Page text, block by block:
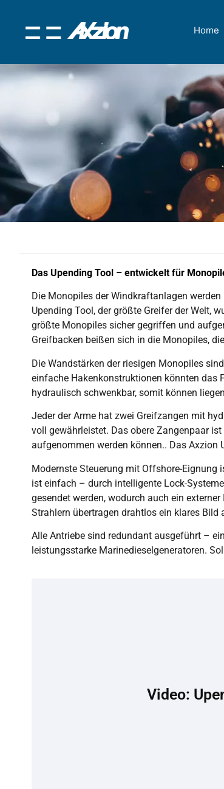
Home
Das Upending Tool – entwickelt für
Die Monopiles der Windkraftanlagen
Upending Tool, der größte Greifer der Welt,
größte Monopiles sicher gegriffen und
Greifbacken beißen sich in die Monopiles,
Die Wandstärken der riesigen Monopiles
einfache Hakenkonstruktionen könnten das
hydraulisch schwenkbar, somit können
Jeder der Arme hat zwei Greifzangen mit
voll gewährleistet. Das obere Zangenpaar
aufgenommen werden können.. Das Axzion
Modernste Steuerung mit Offshore-Eignung
ist einfach – durch intelligente Lock-
gesendet werden, wodurch auch ein
Strahlern übertragen drahtlos ein klares Bild
Alle Antriebe sind redundant ausgeführt –
leistungsstarke Marinedieselgeneratoren.
Video: